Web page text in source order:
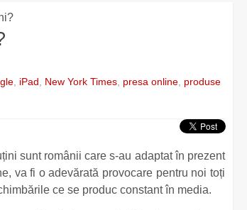
iPad New York Times presa online produse
sunt românii care s-au adaptat în prezent
va fi o adevărată provocare pentru noi toți
ce se produc constant în media.